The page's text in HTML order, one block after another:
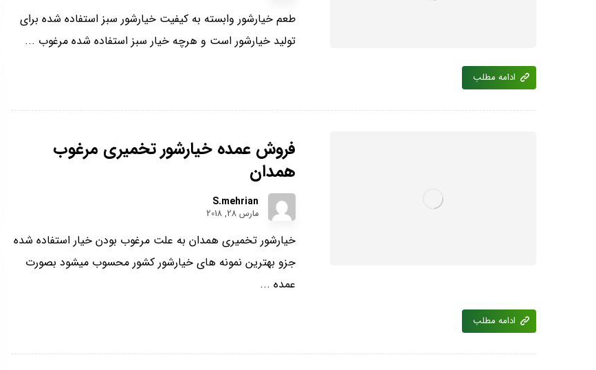
طعم خیارشور وابسته به کیفیت خیارشور سبز استفاده شده برای
تولید خیارشور است و هرچه خیار سبز استفاده شده مرغوب ...
ادامه مطلب
فروش عمده خیارشور تخمیری مرغوب
همدان
S.mehrian
مارس 28, 2018
خیارشور تخمیری همدان به علت مرغوب بودن خیار استفاده شده
جزو بهترین نمونه های خیارشور کشور محسوب میشود بصورت
عمده ...
ادامه مطلب